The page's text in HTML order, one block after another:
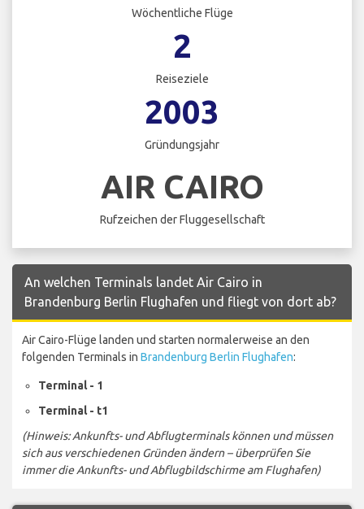
Wöchentliche Flüge
2
Reiseziele
2003
Gründungsjahr
AIR CAIRO
Rufzeichen der Fluggesellschaft
An welchen Terminals landet Air Cairo in
Brandenburg Berlin Flughafen und fliegt von dort ab?
Air Cairo-Flüge landen und starten normalerweise an den
folgenden Terminals in Brandenburg Berlin Flughafen:
Terminal - 1
Terminal - t1
(Hinweis: Ankunfts- und Abflugterminals können und müssen
sich aus verschiedenen Gründen ändern – überprüfen Sie
immer die Ankunfts- und Abflugbildschirme am Flughafen)